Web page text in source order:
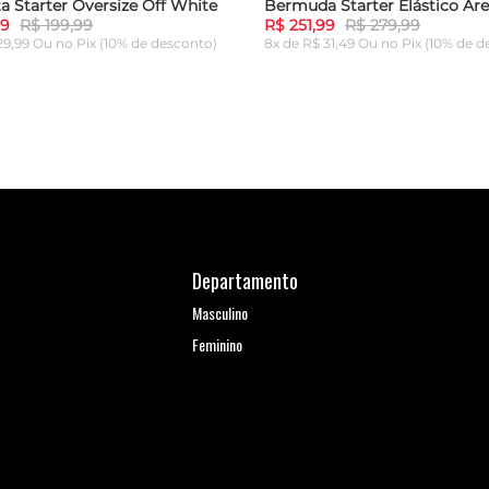
Starter Oversize Off White
R$ 199,99
Ou no Pix (10% de desconto)
Bermuda Starter Elástico
R$ 251,99 R$ 279,99
8x de R$ 31,49 Ou no Pix (10% de
Departamento
Masculino
Feminino